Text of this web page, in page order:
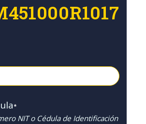
*
NIT o Cédula de Identificación